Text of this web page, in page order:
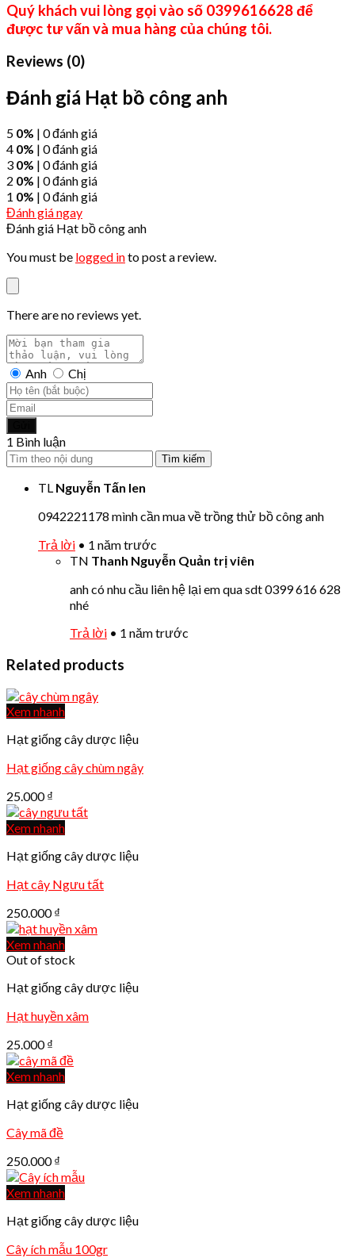
Quý khách vui lòng gọi vào số 0399616628 để
được tư vấn và mua hàng của chúng tôi.
Reviews (0)
Đánh giá Hạt bồ công anh
5 0% | 0 đánh giá
4 0% | 0 đánh giá
3 0% | 0 đánh giá
2 0% | 0 đánh giá
1 0% | 0 đánh giá
Đánh giá ngay
Đánh giá Hạt bồ công anh
You must be logged into post a review.
There are no reviews yet.
Anh Chị
1 Bình luận
Tìm kiếm
TL Nguyễn Tấn len
0942221178 mình cần mua về trồng thử bồ công anh
Trả lời • 1 năm trước
TN Thanh Nguyễn Quản trị viên
anh có nhu cầu liên hệ lại em qua sdt 0399 616 628
nhé
Trả lời • 1 năm trước
Related products
Xem nhanh
Hạt giống cây dược liệu
Hạt giống cây chùm ngây
25.000₫
Xem nhanh
Hạt giống cây dược liệu
Hạt cây Ngưu tất
250.000₫
Xem nhanh
Out of stock
Hạt giống cây dược liệu
Hạt huyền xâm
25.000₫
Xem nhanh
Hạt giống cây dược liệu
Cây mã đề
250.000₫
Xem nhanh
Hạt giống cây dược liệu
Cây ích mẫu 100gr